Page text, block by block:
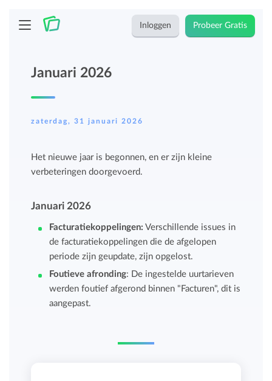
Inloggen Probeer Gratis
Januari 2026
zaterdag, 31 januari 2026
Het nieuwe jaar is begonnen, en er zijn kleine
verbeteringen doorgevoerd.
Januari 2026
Facturatiekoppelingen: Verschillende issues in
de facturatiekoppelingen die de afgelopen
periode zijn geupdate, zijn opgelost.
Foutieve afronding: De ingestelde uurtarieven
werden foutief afgerond binnen "Facturen", dit is
aangepast.